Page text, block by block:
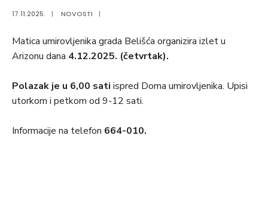
17.11.2025. | NOVOSTI |
Matica umirovljenika grada Belišća organizira izlet u
Arizonu dana 4.12.2025. (četvrtak).
Polazak je u 6,00 sati ispred Doma umirovljenika. Upisi
utorkom i petkom od 9-12 sati.
Informacije na telefon 664-010.